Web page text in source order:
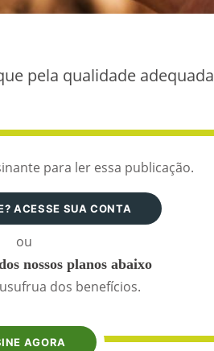
pela qualidade adequada
para ler essa publicação.
ACESSE SUA CONTA
ou
nossos planos abaixo
dos benefícios.
AGORA